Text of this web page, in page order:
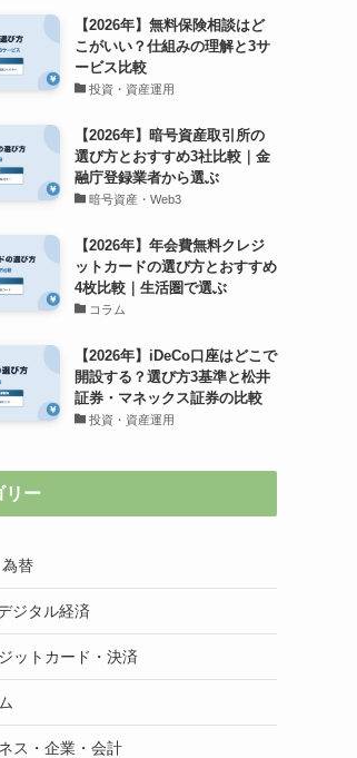
【2026年】無料保険相談はど
こがいい？仕組みの理解と3サ
ービス比較
投資・資産運用
【2026年】暗号資産取引所の
選び方とおすすめ3社比較｜金
融庁登録業者から選ぶ
暗号資産・Web3
【2026年】年会費無料クレジ
ットカードの選び方とおすすめ
4枚比較｜生活圏で選ぶ
コラム
【2026年】iDeCo口座はどこで
開設する？選び方3基準と松井
証券・マネックス証券の比較
投資・資産運用
リー
替
ジタル経済
ットカード・決済
ス・企業・会計